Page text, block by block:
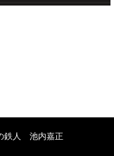
鉄人 池内嘉正